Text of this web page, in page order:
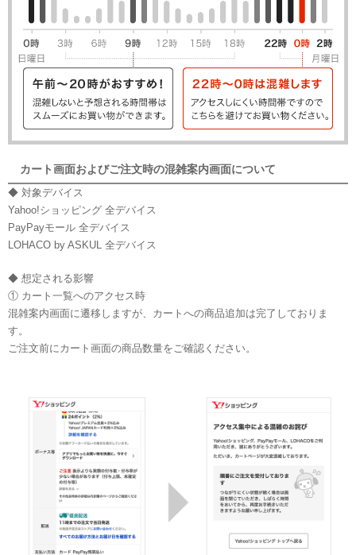
カート画面およびご注文時の混雑案内画面について
◆ 対象デバイス
Yahoo!ショッピング 全デバイス
PayPayモール 全デバイス
LOHACO by ASKUL 全デバイス
◆ 想定される影響
① カート一覧へのアクセス時
混雑案内画面に遷移しますが、カートへの商品追加は完了しておりま
す。
ご注文前にカート画面の商品数量をご確認ください。